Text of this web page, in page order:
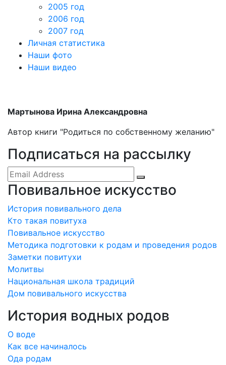
2005 год
2006 год
2007 год
Личная статистика
Наши фото
Наши видео
Мартынова Ирина Александровна
Автор книги "Родиться по собственному желанию"
Подписаться на рассылку
Повивальное искусство
История повивального дела
Кто такая повитуха
Повивальное искусство
Методика подготовки к родам и проведения родов
Заметки повитухи
Молитвы
Национальная школа традиций
Дом повивального искусства
История водных родов
О воде
Как все начиналось
Ода родам